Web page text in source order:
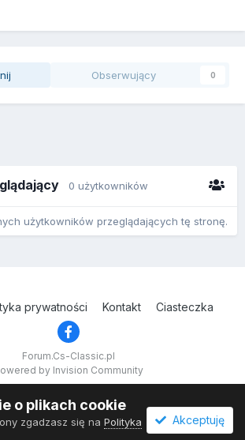
Obserwujący 0
0 użytkowników
użytkowników przeglądających tę stronę.
prywatności Kontakt Ciasteczka
Forum.Cs-Classic.pl
by Invision Community
o plikach cookie
zgadzasz się na Polityka
Akceptuję